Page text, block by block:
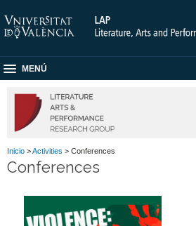
MENÚ
Inicio >Activities > Conferences
Conferences